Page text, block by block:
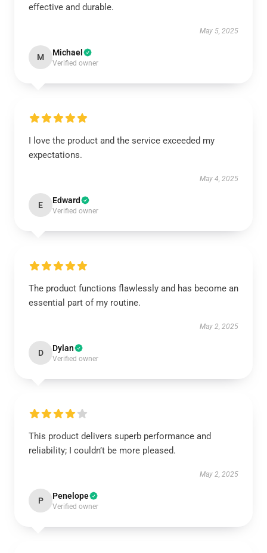
effective and durable.
May 5, 2025
M Michael
Verified owner
I love the product and the service exceeded my
expectations.
May 4, 2025
E Edward
Verified owner
The product functions flawlessly and has become an
essential part of my routine.
May 2, 2025
D Dylan
Verified owner
This product delivers superb performance and
reliability; I couldn’t be more pleased.
May 2, 2025
P Penelope
Verified owner